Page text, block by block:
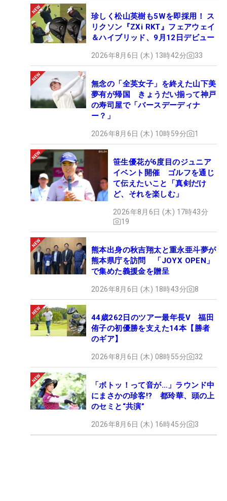
珍しく松山英樹も5Wを即採用！ ス
リクソン『ZXi RKT』フェアウェイ
＆ハイブリッド、9月12日デビュー
2026年8月6日 (木) 13時42分 33
無念の「全英女子」を終えた山下美
夢有が帰国 きょうだい揃って神戸
の寿司屋で「バースデーディナ
ー？」
2026年8月6日 (木) 10時59分 1
笹生優花が6度目のジュニア
イベント開催 ゴルフを通じ
て伝えたいこと「真剣だけ
ど、それを楽しむ」
2026年8月6日 (木) 17時43分
19
熊本出身の秋吉翔太と重永亜斗夢が
熊本県庁を訪問 「JOYX OPEN」
で集めた義援金を贈呈
2026年8月6日 (木) 18時43分 8
44歳262日のツアー最年長V 福田
侑子の初優勝を支えた14本【勝者
のギア】
2026年8月6日 (木) 08時55分 32
「ボトッ！って音が…」ラウンド中
にまさかの珍客!? 都玲華、頭の上
のセミと“共演”
2026年8月6日 (木) 16時45分 3